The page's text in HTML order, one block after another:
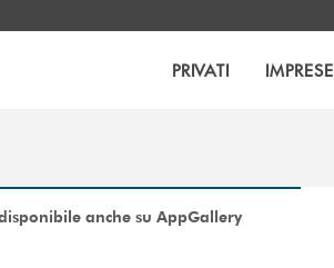
PRIVATI IMPRESE
anche su AppGallery